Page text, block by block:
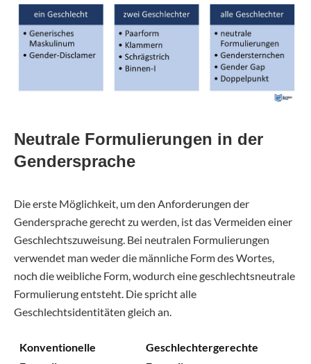
Neutrale Formulierungen in der
Gendersprache
Die erste Möglichkeit, um den Anforderungen der
Gendersprache gerecht zu werden, ist das Vermeiden einer
Geschlechtszuweisung. Bei neutralen Formulierungen
verwendet man weder die männliche Form des Wortes,
noch die weibliche Form, wodurch eine geschlechtsneutrale
Formulierung entsteht. Die spricht alle
Geschlechtsidentitäten gleich an.
Konventionelle
Geschlechtergerechte